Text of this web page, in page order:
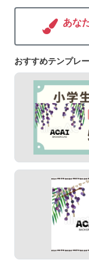
あな
おすすめテンプレ